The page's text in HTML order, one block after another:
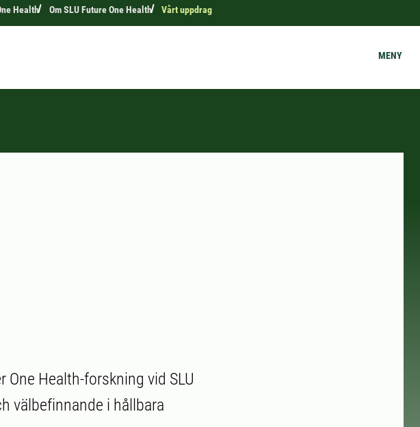
Health Om SLU Future One Health Vårt uppdrag
MENY
One Health-forskning vid SLU
välbefinnande i hållbara